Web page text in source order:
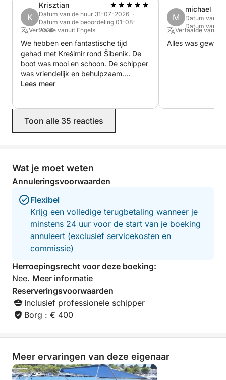
K
Krisztian
Datum van de huur 31-07-2026 ·
Datum van de beoordeling 01-08-
2026
Vertaalde vanuit Engels
We hebben een fantastische tijd
gehad met Krešimir rond Šibenik. De
boot was mooi en schoon. De schipper
was vriendelijk en behulpzaam.
Dankjewel Krešimir!
Lees meer
M
michael
Datum van
Datum van
Vertaalde vanuit
Alles was
Toon alle 35 reacties
Wat je moet weten
Annuleringsvoorwaarden
Flexibel
Krijg een volledige terugbetaling wanneer je
minstens 24 uur voor de start van je boeking
annuleert (exclusief servicekosten en
commissie)
Herroepingsrecht voor deze boeking:
Nee. Meer informatie
Reserveringsvoorwaarden
Inclusief professionele schipper
Borg : € 400
Meer ervaringen van deze eigenaar